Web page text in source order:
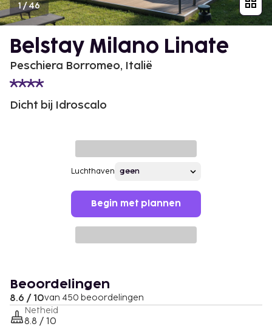
1/46
Belstay Milano Linate
Peschiera Borromeo, Italië
Dicht bij Idroscalo
Luchthaven
Begin met plannen
Beoordelingen
8.6 / 10van 450 beoordelingen
Netheid
8.8 / 10